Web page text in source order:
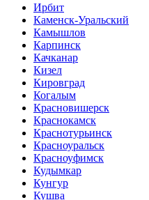
Ирбит
Каменск-Уральский
Камышлов
Карпинск
Качканар
Кизел
Кировград
Когалым
Красновишерск
Краснокамск
Краснотурьинск
Красноуральск
Красноуфимск
Кудымкар
Кунгур
Кушва